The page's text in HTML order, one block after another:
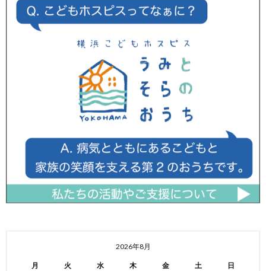
2026年8月
月 火 水 木 金 土 日